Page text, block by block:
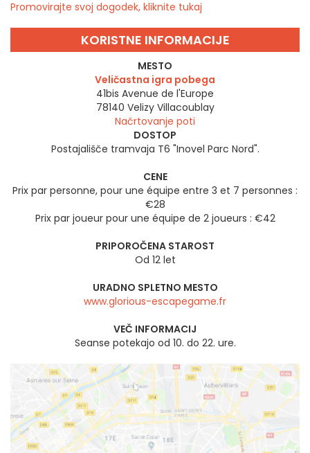
Promovirajte svoj dogodek, kliknite tukaj
KORISTNE INFORMACIJE
MESTO
Veličastna igra pobega
41bis Avenue de l'Europe
78140 Velizy Villacoublay
Načrtovanje poti
DOSTOP
Postajališče tramvaja T6 "Inovel Parc Nord".
CENE
Prix par personne, pour une équipe entre 3 et 7 personnes :
€28
Prix par joueur pour une équipe de 2 joueurs : €42
PRIPOROČENA STAROST
Od 12 let
URADNO SPLETNO MESTO
www.glorious-escapegame.fr
VEČ INFORMACIJ
Seanse potekajo od 10. do 22. ure.